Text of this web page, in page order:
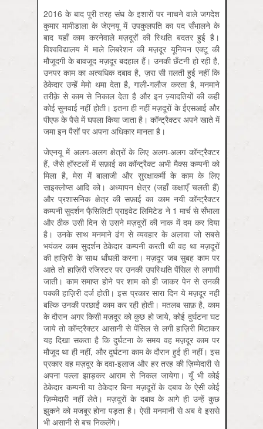
2016 के बाद पूरी तरह संघ के इशारों पर नाचने वाले जगदेश
कुमार मामीडाला के जेएनयू में उपकुलपति का पद सँभालने के
बाद यहाँ काम करनेवाले मज़दूरों की स्थिति बदतर हुई है।
विश्वविद्यालय में माले लिबरेशन की मज़दूर यूनियन एक्‍टू की
मौजूदगी के बावजूद मज़दूर बदहाल हैं। उनकी छँटनी हो रही है,
उनपर काम का अत्यधिक दबाव है, ज़रा सी ग़लती हुई नहीं कि
ठेकेदार उन्‍हें मेमो थमा देता है, गाली-गलौज करता है, मनमाने
तरीक़े से काम से निकाल देता है और इन ज्‍़यादतियों की कहीं
कोई सुनवाई नहीं होती। इतना ही नहीं मज़दूरों के ईएसआई और
पीएफ के पैसे में घपला किया जाता है। कॉन्‍ट्रैक्‍टर अपने खाते में
जमा इन पैसों पर अपना अधिकार मानता है।
जेएनयू में अलग-अलग क्षेत्रों के लिए अलग-अलग कॉन्‍ट्रैक्‍टर
हैं, जैसे हॉस्‍टलों में सफ़ाई का कॉन्‍ट्रैक्‍ट अभी मैक्‍स कम्पनी को
मिला है, मेस में बालाजी और सुरक्षाकर्मी के काम के लिए
साइक्‍लोप्‍स आदि को। अध्‍यापन क्षेत्र (जहाँ कक्षाएँ चलती हैं)
और प्रशासनिक क्षेत्र की सफ़ाई का काम नयी कॉन्‍ट्रैक्‍टर
कम्पनी सुदर्शन फै़सिलिटी प्राइवेट लिमिटेड ने 1 मार्च से सँभाला
और ठीक उसी दिन से उसने मज़दूरों की नाक में दम कर दिया
है। उनके साथ मनमाने ढंग से व्‍यवहार के अलावा जो सबसे
भयंकर काम सुदर्शन ठेकेदार कम्पनी करती थी वह था मज़दूरों
की हाज़िरी के साथ धाँधली करना। मज़दूर जब सुबह काम पर
आते तो हाज़िरी रजिस्‍टर पर उनकी उपस्थिति पेंसिल से लगायी
जाती। काम समाप्‍त होने पर शाम को ही जाकर पेन से उनकी
पक्की हाज़िरी दर्ज होती। इस प्रकार सारा दिन ये मज़दूर नहीं
बल्कि उनकी परछाईं काम कर रही होती। मतलब साफ़ है, काम
के दौरान अगर किसी मज़दूर को कुछ हो जाये, कोई दुर्घटना घट
जाये तो कॉन्‍ट्रैक्‍टर आसानी से पेंसिल से लगी हाज़िरी मिटाकर
यह दिखा सकता है कि दुर्घटना के समय वह मज़दूर काम पर
मौजूद था ही नहीं, और दुर्घटना काम के दौरान हुई ही नहीं। इस
प्रकार वह मज़दूर के दवा-इलाज और हर तरह की ज़ि‍म्‍मेदारी से
अपना पल्‍ला झाड़कर आराम से निकल जायेगा। यूँ भी कोई
ठेकेदार कम्पनी या ठेकेदार बिना मज़दूरों के दबाव के ऐसी कोई
ज़ि‍म्‍मेदारी नहीं लेते। मज़दूरों के दबाव के आगे ही उन्‍हें कुछ
झुकने को मजबूर होना पड़ता है। ऐसी मनमानी से अब वे इससे
भी असानी से बच निकलेंगे।